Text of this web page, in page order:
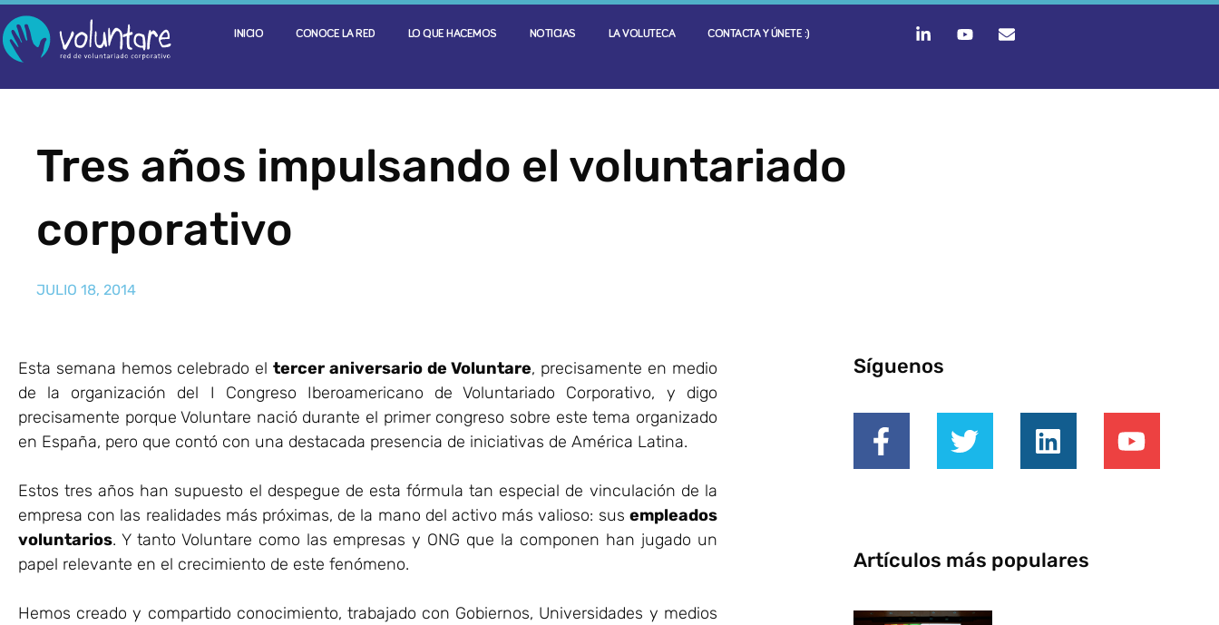
INICIO CONOCE LA RED LO QUE HACEMOS NOTICIAS LA VOLUTECA CONTACTA Y ÚNETE :)
Tres años impulsando el voluntariado
corporativo
JULIO 18, 2014
Esta semana hemos celebrado el tercer aniversario de Voluntare, precisamente en medio
de la organización del I Congreso Iberoamericano de Voluntariado Corporativo, y digo
precisamente porque Voluntare nació durante el primer congreso sobre este tema organizado
en España, pero que contó con una destacada presencia de iniciativas de América Latina.
Estos tres años han supuesto el despegue de esta fórmula tan especial de vinculación de la
empresa con las realidades más próximas, de la mano del activo más valioso: sus empleados
voluntarios. Y tanto Voluntare como las empresas y ONG que la componen han jugado un
papel relevante en el crecimiento de este fenómeno.
Hemos creado y compartido conocimiento, trabajado con Gobiernos, Universidades y medios
Síguenos
Artículos más populares